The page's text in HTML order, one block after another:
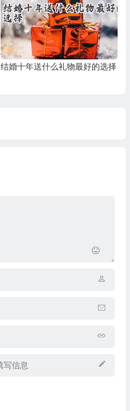
结婚十年送什么礼物最好的选择